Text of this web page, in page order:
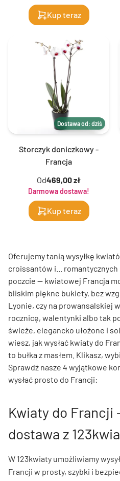
Kup teraz
Dostawa od: dziś
Storczyk doniczkowy -
Francja
Od469,00 zł
Darmowa dostawa!
Kup teraz
Oferujemy tanią wysyłkę
croissantów i...
poczcie — kwiatowej Francja
bliskim piękne bukiety, bez
Lyonie, czy na prowansalskiej
rocznicę, walentynki albo tak
świeże, elegancko ułożone i
wiesz, jak wysłać kwiaty do
to bułka z masłem. Klikasz,
Sprawdź nasze 4 wyjątkowe
wysłać prosto do Francji:
Kwiaty do Francji
dostawa z
W 123kwiaty umożliwiamy
Francji w prosty, szybki i